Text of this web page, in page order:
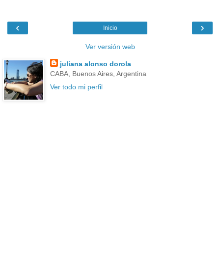
‹ ›
Inicio
Ver versión web
juliana alonso dorola
CABA, Buenos Aires, Argentina
Ver todo mi perfil